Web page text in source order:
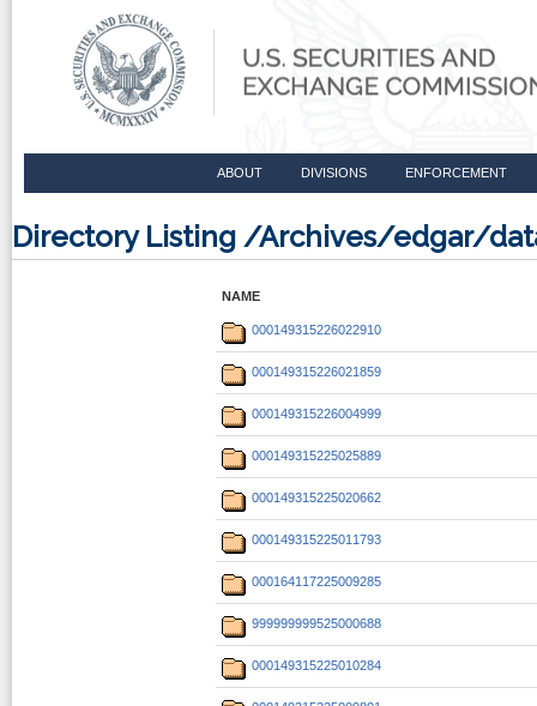
ABOUT DIVISIONS ENFORCEMENT
Directory Listing /Archives/edgar/
NAME
000149315226022910
000149315226021859
000149315226004999
000149315225025889
000149315225020662
000149315225011793
000164117225009285
999999999525000688
000149315225010284